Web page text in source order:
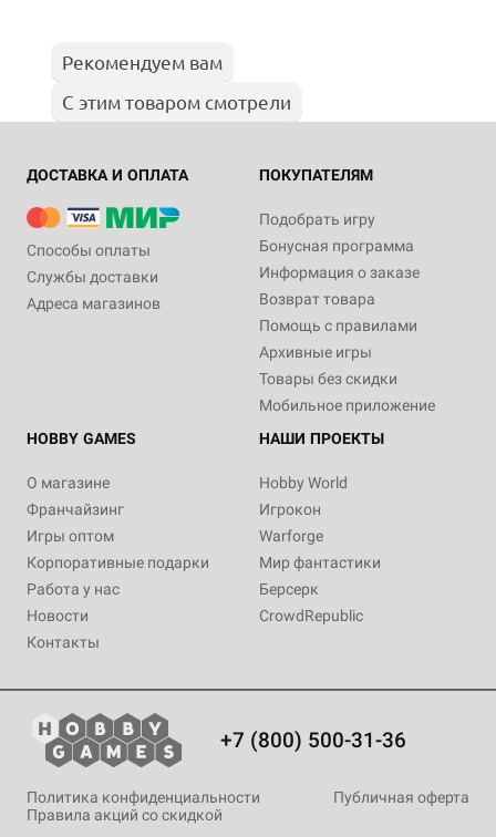
Рекомендуем вам
С этим товаром смотрели
ДОСТАВКА И ОПЛАТА
Способы оплаты
Службы доставки
Адреса магазинов
ПОКУПАТЕЛЯМ
Подобрать игру
Бонусная программа
Информация о заказе
Возврат товара
Помощь с правилами
Архивные игры
Товары без скидки
Мобильное приложение
HOBBY GAMES
О магазине
Франчайзинг
Игры оптом
Корпоративные подарки
Работа у нас
Новости
Контакты
НАШИ ПРОЕКТЫ
Hobby World
Игрокон
Warforge
Мир фантастики
Берсерк
CrowdRepublic
+7 (800) 500-31-36
Политика конфиденциальности
Публичная оферта
Правила акций со скидкой